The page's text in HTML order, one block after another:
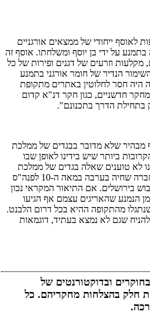
לאוסף ייחודי של ממצאים אורגניים
על ידי בן יוסף ומשלחתו. אוסף זה
מקלעות וזרעים של דגנים ופירות של כל
הנדיר של חומר אורגני בתמנע
היה חסר לחלוטין באתרים מתקופת
חדשניים, כגון חקר דנ"א קדום
בתחילת הדרך בתכנונם".
מבהיר שלא מדובר בבגדים של ממלכת
ביותר שיש בידינו לאופן שבו
לא טוענים שאלה בגדים של ממלכת
ישראל, אבל אנחנו מניחים שהחברה שחיה בערבה במאה ה-10 לפנה"ס
בירושלים. אם התיאור המקראי נכון
הנמנע שהאריגים עצמם אף הגיעו
מהתקופה ההיא בכל דרום הלבנט.
שגם לא נמצא בעתיד, דוגמאות
ובדוקטורנטים של
חלק בהצלחות מחקריהם. כל